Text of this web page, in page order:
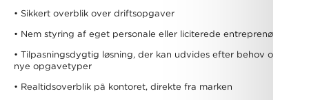
• Sikkert overblik over driftsopgaver
• Nem styring af eget personale eller liciterede entreprenører
• Tilpasningsdygtig løsning, der kan udvides efter behov og
nye opgavetyper
• Realtidsoverblik på kontoret, direkte fra marken